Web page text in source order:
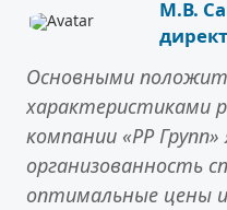
М.В.
Основными
характеристиками
компании «РР
организованность
оптимальные цены